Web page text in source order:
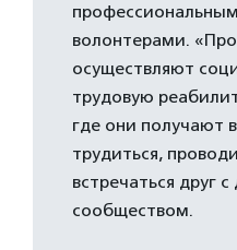
волонтерами.
осуществляют
трудовую
где они получают
трудиться,
встречаться друг
сообществом.